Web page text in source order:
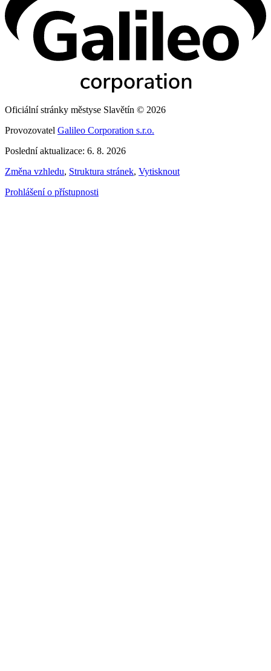
Oficiální stránky městyse Slavětín © 2026
Provozovatel Galileo Corporation s.r.o.
Poslední aktualizace: 6. 8. 2026
Změna vzhledu, Struktura stránek, Vytisknout
Prohlášení o přístupnosti